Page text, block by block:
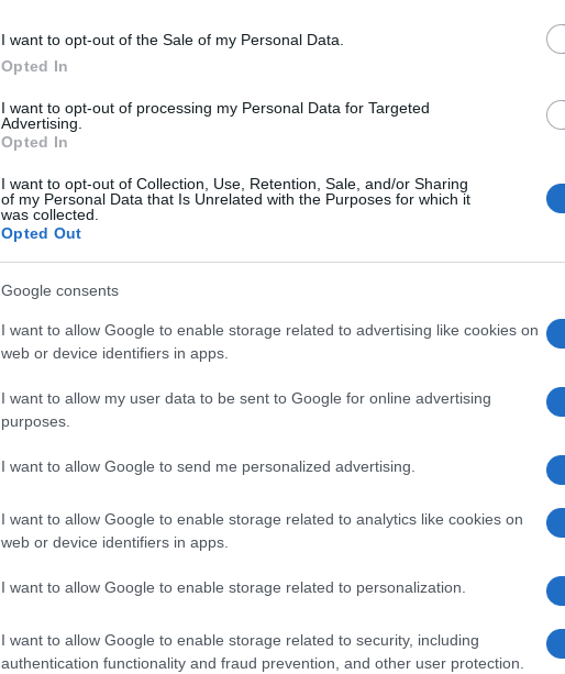
I want to opt-out of the Sale of my Personal Data.
Opted In
I want to opt-out of processing my Personal Data for Targeted
Advertising.
Opted In
I want to opt-out of Collection, Use, Retention, Sale, and/or Sharing
of my Personal Data that Is Unrelated with the Purposes for which it
was collected.
Opted Out
Google consents
I want to allow Google to enable storage related to advertising like cookies on
web or device identifiers in apps.
I want to allow my user data to be sent to Google for online advertising
purposes.
I want to allow Google to send me personalized advertising.
I want to allow Google to enable storage related to analytics like cookies on
web or device identifiers in apps.
I want to allow Google to enable storage related to personalization.
I want to allow Google to enable storage related to security, including
authentication functionality and fraud prevention, and other user protection.
Νομιζω οτι το BUFF σημαίνει Big Ugly Fat F*cker. Άλλα
14 Reply
Όταν κάνετε ένα σχέδιο σε μια χαρτοπετσέτα, μην την
ξεκίνησε…
11 Reply
Dakota
Βομβαρδογ@μόσαυρος.
11
dimitrisx (@dimitrisx)
Noble Member